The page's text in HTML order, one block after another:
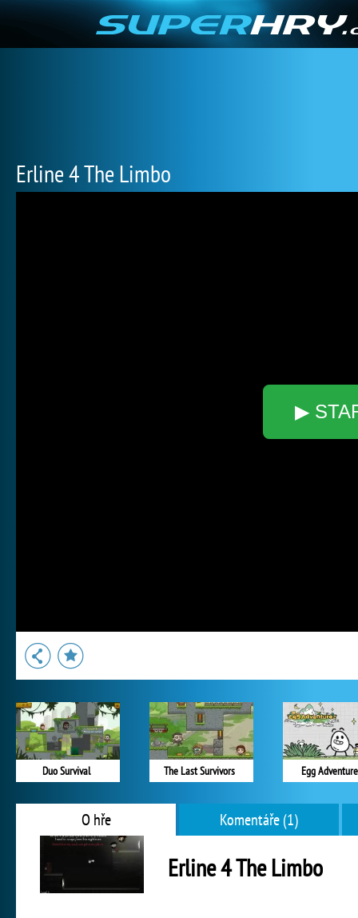
Erline 4 The Limbo
▶
Duo Survival The Last Survivors Egg
O hře Komentáře (1)
Erline 4 The Limbo